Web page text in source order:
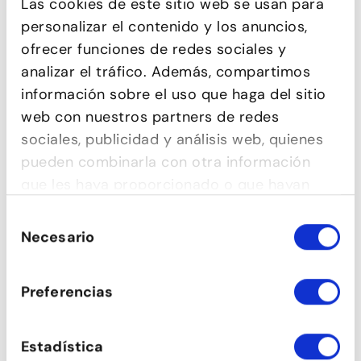
Las cookies de este sitio web se usan para
personalizar el contenido y los anuncios,
ofrecer funciones de redes sociales y
analizar el tráfico. Además, compartimos
información sobre el uso que haga del sitio
web con nuestros partners de redes
sociales, publicidad y análisis web, quienes
pueden combinarla con otra información
de sus servicios.
deNecesario
Preferencias
Estadística
CONTEMPORÁNEO